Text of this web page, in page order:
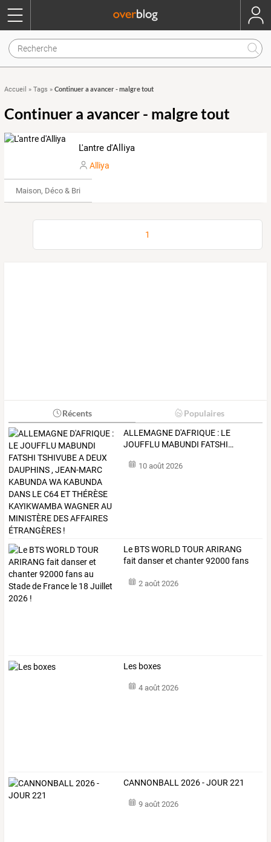
Accueil » Tags » Continuer a avancer - malgre tout
Continuer a avancer - malgre tout
L'antre d'Alliya
Alliya
Maison, Déco & Bricolage
1
Récents Populaires
ALLEMAGNE D'AFRIQUE : LE
JOUFFLU MABUNDI FATSHI…
10 août 2026
Le BTSWORLDTOUR ARIRANG
fait danseret chanter92000 fans
2 août 2026
Les boxes
4 août 2026
CANNONBALL 2026 - JOUR 221
9 août 2026